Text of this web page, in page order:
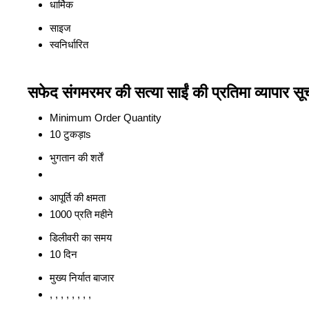
धार्मिक
साइज
स्वनिर्धारित
सफेद संगमरमर की सत्या साईं की प्रतिमा व्यापार
Minimum Order Quantity
10 टुकड़ाs
भुगतान की शर्तें
आपूर्ति की क्षमता
1000 प्रति महीने
डिलीवरी का समय
10 दिन
मुख्य निर्यात बाजार
, , , , , , , ,